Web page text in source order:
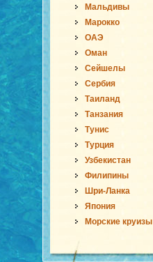
Мальдивы
Марокко
ОАЭ
Оман
Сейшелы
Сербия
Таиланд
Танзания
Тунис
Турция
Узбекистан
Филипины
Шри-Ланка
Япония
Морские круизы